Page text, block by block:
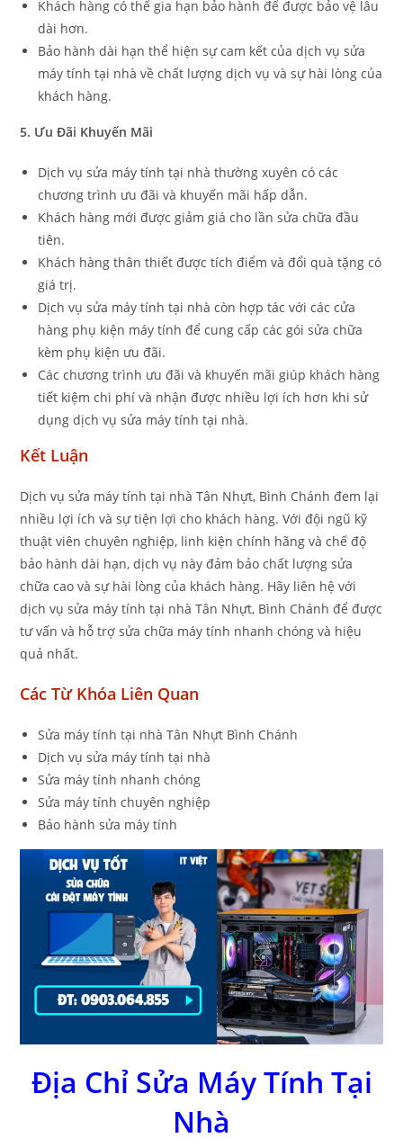
Khách hàng có thể gia hạn bảo hành để được bảo vệ lâu
dài hơn.
Bảo hành dài hạn thể hiện sự cam kết của dịch vụ sửa
máy tính tại nhà về chất lượng dịch vụ và sự hài lòng của
khách hàng.
5. Ưu Đãi Khuyến Mãi
Dịch vụ sửa máy tính tại nhà thường xuyên có các
chương trình ưu đãi và khuyến mãi hấp dẫn.
Khách hàng mới được giảm giá cho lần sửa chữa đầu
tiên.
Khách hàng thân thiết được tích điểm và đổi quà tặng có
giá trị.
Dịch vụ sửa máy tính tại nhà còn hợp tác với các cửa
hàng phụ kiện máy tính để cung cấp các gói sửa chữa
kèm phụ kiện ưu đãi.
Các chương trình ưu đãi và khuyến mãi giúp khách hàng
tiết kiệm chi phí và nhận được nhiều lợi ích hơn khi sử
dụng dịch vụ sửa máy tính tại nhà.
Kết Luận
Dịch vụ sửa máy tính tại nhà Tân Nhựt, Bình Chánh đem lại
nhiều lợi ích và sự tiện lợi cho khách hàng. Với đội ngũ kỹ
thuật viên chuyên nghiệp, linh kiện chính hãng và chế độ
bảo hành dài hạn, dịch vụ này đảm bảo chất lượng sửa
chữa cao và sự hài lòng của khách hàng. Hãy liên hệ với
dịch vụ sửa máy tính tại nhà Tân Nhựt, Bình Chánh để được
tư vấn và hỗ trợ sửa chữa máy tính nhanh chóng và hiệu
quả nhất.
Các Từ Khóa Liên Quan
Sửa máy tính tại nhà Tân Nhựt Bình Chánh
Dịch vụ sửa máy tính tại nhà
Sửa máy tính nhanh chóng
Sửa máy tính chuyên nghiệp
Bảo hành sửa máy tính
Địa Chỉ Sửa Máy Tính Tại
Nhà